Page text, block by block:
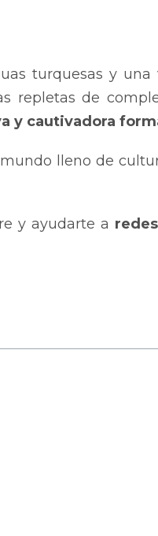
turquesas y
repletas de
y cautivadora
lleno de
y ayudarte a